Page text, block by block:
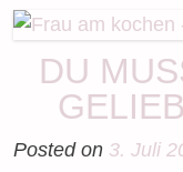
DU
Posted on 3. Juli